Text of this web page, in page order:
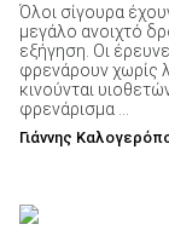
Όλοι σίγουρα
μεγάλο ανοιχτό
εξήγηση. Οι
φρενάρουν χωρίς
κινούνται
φρενάρισμα ...
Γιάννης